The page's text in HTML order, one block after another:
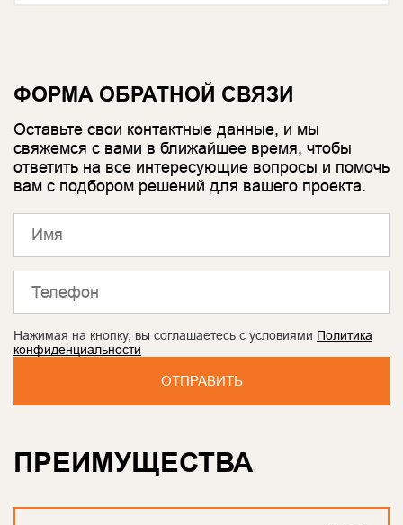
ФОРМА ОБРАТНОЙ СВЯЗИ
Оставьте свои контактные данные, и мы
свяжемся с вами в ближайшее время, чтобы
ответить на все интересующие вопросы и помочь
вам с подбором решений для вашего проекта.
Нажимая на кнопку, вы соглашаетесь с условиями Политика
конфиденциальности
ОТПРАВИТЬ
ПРЕИМУЩЕСТВА